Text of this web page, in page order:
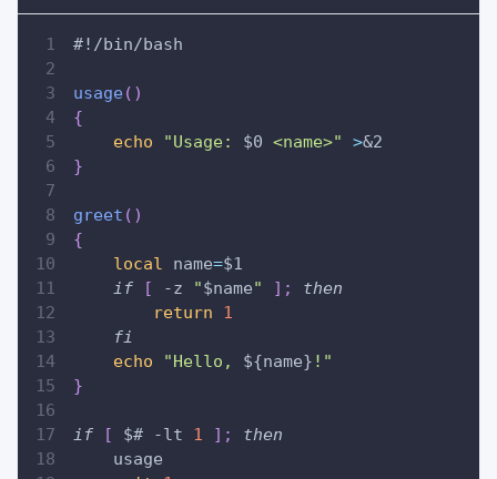
#!/bin/bash
usage( )
{
echo
"Usage: $0 <name>" >&2
}
greet ( )
{
local
name=$1
if
[ -z "$name" ] ;
then
return
1
fi
echo
"Hello, ${name} !"
}
if [ $# -lt 1 ] ;
then
    usage